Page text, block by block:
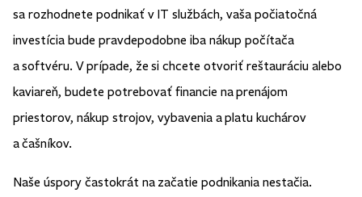
sa rozhodnete podnikať v IT službách, vaša počiatočná
investícia bude pravdepodobne iba nákup počítača
a softvéru. V prípade, že si chcete otvoriť reštauráciu alebo
kaviareň, budete potrebovať financie na prenájom
priestorov, nákup strojov, vybavenia a platu kuchárov
a čašníkov.
Naše úspory častokrát na začatie podnikania nestačia.